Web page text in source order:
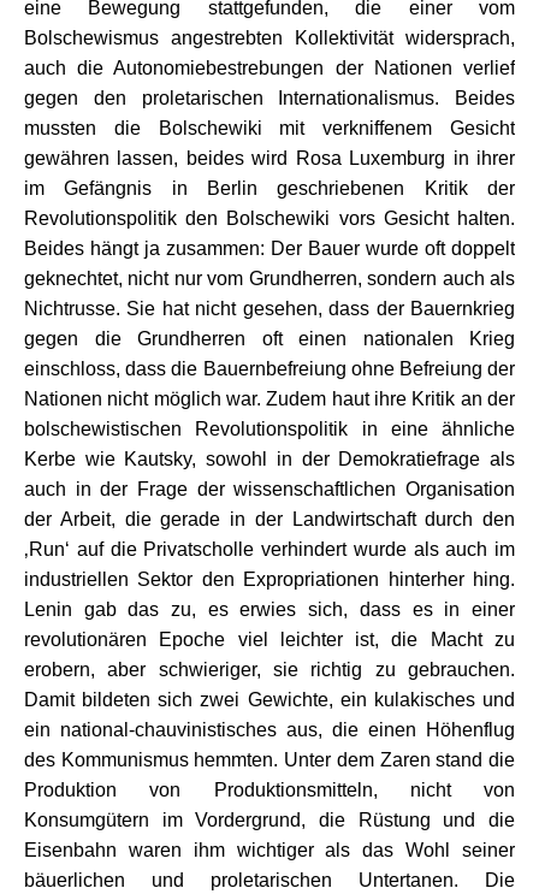
eine Bewegung stattgefunden, die einer vom
Bolschewismus angestrebten Kollektivität widersprach,
auch die Autonomiebestrebungen der Nationen verlief
gegen den proletarischen Internationalismus. Beides
mussten die Bolschewiki mit verkniffenem Gesicht
gewähren lassen, beides wird Rosa Luxemburg in ihrer
im Gefängnis in Berlin geschriebenen Kritik der
Revolutionspolitik den Bolschewiki vors Gesicht halten.
Beides hängt ja zusammen: Der Bauer wurde oft doppelt
geknechtet, nicht nur vom Grundherren, sondern auch als
Nichtrusse. Sie hat nicht gesehen, dass der Bauernkrieg
gegen die Grundherren oft einen nationalen Krieg
einschloss, dass die Bauernbefreiung ohne Befreiung der
Nationen nicht möglich war. Zudem haut ihre Kritik an der
bolschewistischen Revolutionspolitik in eine ähnliche
Kerbe wie Kautsky, sowohl in der Demokratiefrage als
auch in der Frage der wissenschaftlichen Organisation
der Arbeit, die gerade in der Landwirtschaft durch den
‚Run‘ auf die Privatscholle verhindert wurde als auch im
industriellen Sektor den Expropriationen hinterher hing.
Lenin gab das zu, es erwies sich, dass es in einer
revolutionären Epoche viel leichter ist, die Macht zu
erobern, aber schwieriger, sie richtig zu gebrauchen.
Damit bildeten sich zwei Gewichte, ein kulakisches und
ein national-chauvinistisches aus, die einen Höhenflug
des Kommunismus hemmten. Unter dem Zaren stand die
Produktion von Produktionsmitteln, nicht von
Konsumgütern im Vordergrund, die Rüstung und die
Eisenbahn waren ihm wichtiger als das Wohl seiner
bäuerlichen und proletarischen Untertanen. Die